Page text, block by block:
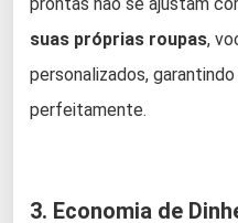
suas próprias roupas,
personalizados,
perfeitamente.
3. Economia de